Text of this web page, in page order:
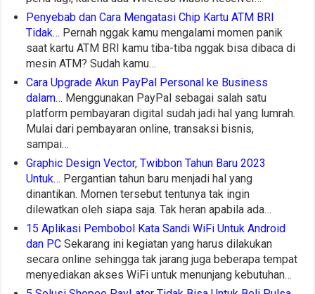
Penyebab dan Cara Mengatasi Chip Kartu ATM BRI
Tidak… Pernah nggak kamu mengalami momen panik
saat kartu ATM BRI kamu tiba-tiba nggak bisa dibaca di
mesin ATM? Sudah kamu…
Cara Upgrade Akun PayPal Personal ke Business
dalam… Menggunakan PayPal sebagai salah satu
platform pembayaran digital sudah jadi hal yang lumrah.
Mulai dari pembayaran online, transaksi bisnis,
sampai…
Graphic Design Vector, Twibbon Tahun Baru 2023
Untuk… Pergantian tahun baru menjadi hal yang
dinantikan. Momen tersebut tentunya tak ingin
dilewatkan oleh siapa saja. Tak heran apabila ada…
15 Aplikasi Pembobol Kata Sandi WiFi Untuk Android
dan PC Sekarang ini kegiatan yang harus dilakukan
secara online sehingga tak jarang juga beberapa tempat
menyediakan akses WiFi untuk menunjang kebutuhan…